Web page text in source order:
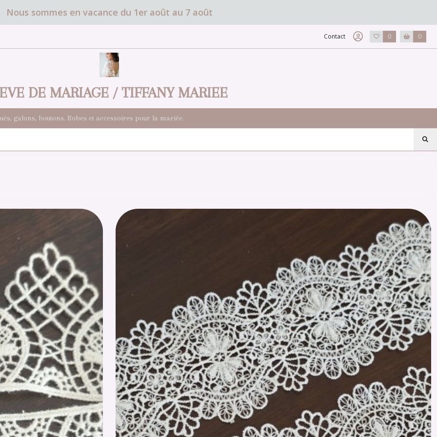
Nous sommes en vacance du 1er août au 7 août
Contact 0 0
DE MARIAGE / TIFFANY MARIEE
galons, boutons. Robes et accessoires pour la mariée.